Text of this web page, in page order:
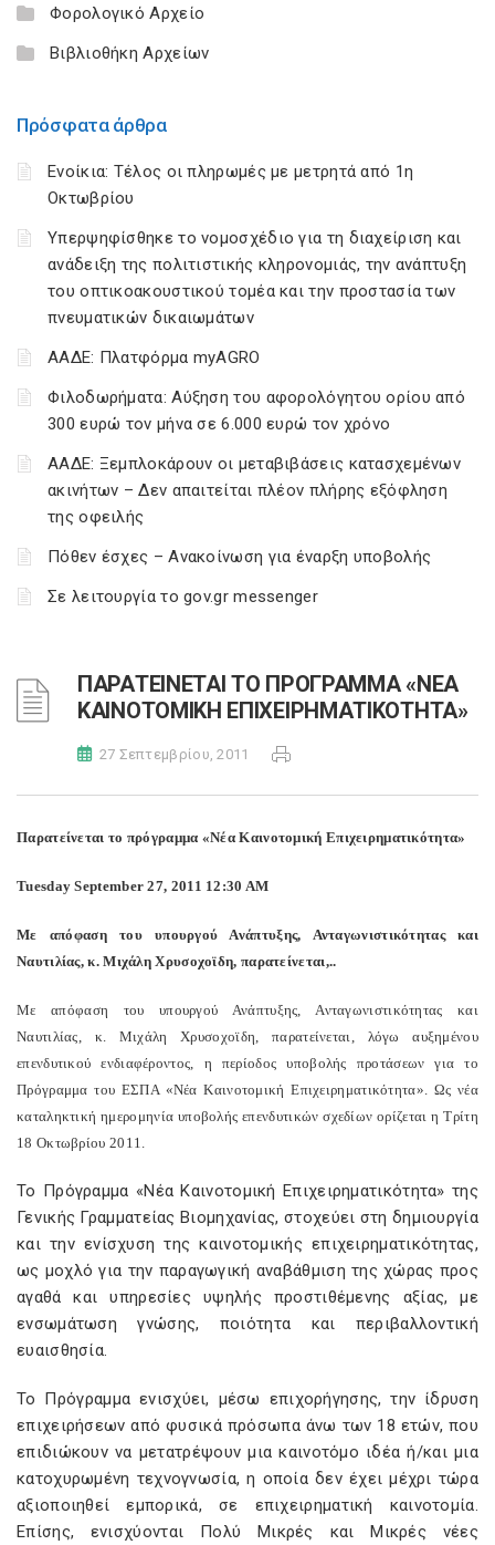
Φορολογικό Αρχείο
Βιβλιοθήκη Αρχείων
Πρόσφατα άρθρα
Ενοίκια: Τέλος οι πληρωμές με μετρητά από 1η
Οκτωβρίου
Υπερψηφίσθηκε το νομοσχέδιο για τη διαχείριση και
ανάδειξη της πολιτιστικής κληρονομιάς, την ανάπτυξη
του οπτικοακουστικού τομέα και την προστασία των
πνευματικών δικαιωμάτων
ΑΑΔΕ: Πλατφόρμα myAGRO
Φιλοδωρήματα: Αύξηση του αφορολόγητου ορίου από
300 ευρώ τον μήνα σε 6.000 ευρώ τον χρόνο
ΑΑΔΕ: Ξεμπλοκάρουν οι μεταβιβάσεις κατασχεμένων
ακινήτων – Δεν απαιτείται πλέον πλήρης εξόφληση
της οφειλής
Πόθεν έσχες – Ανακοίνωση για έναρξη υποβολής
Σε λειτουργία το gov.gr messenger
ΠΑΡΑΤΕΙΝΕΤΑΙ ΤΟ ΠΡΟΓΡΑΜΜΑ «ΝΕΑ
ΚΑΙΝΟΤΟΜΙΚΗ ΕΠΙΧΕΙΡΗΜΑΤΙΚΟΤΗΤΑ»
27 Σεπτεμβρίου, 2011
Παρατείνεται το πρόγραμμα «Νέα Καινοτομική Επιχειρηματικότητα»
Tuesday September 27, 2011 12:30 AM
Με απόφαση του υπουργού Ανάπτυξης, Ανταγωνιστικότητας και
Ναυτιλίας, κ. Μιχάλη Χρυσοχοϊδη, παρατείνεται,..
Με απόφαση του υπουργού Ανάπτυξης, Ανταγωνιστικότητας και
Ναυτιλίας, κ. Μιχάλη Χρυσοχοϊδη, παρατείνεται, λόγω αυξημένου
επενδυτικού ενδιαφέροντος, η περίοδος υποβολής προτάσεων για το
Πρόγραμμα του ΕΣΠΑ «Νέα Καινοτομική Επιχειρηματικότητα». Ως νέα
καταληκτική ημερομηνία υποβολής επενδυτικών σχεδίων ορίζεται η Τρίτη
18 Οκτωβρίου 2011.
Το Πρόγραμμα «Νέα Καινοτομική Επιχειρηματικότητα» της
Γενικής Γραμματείας Βιομηχανίας, στοχεύει στη δημιουργία
και την ενίσχυση της καινοτομικής επιχειρηματικότητας,
ως μοχλό για την παραγωγική αναβάθμιση της χώρας προς
αγαθά και υπηρεσίες υψηλής προστιθέμενης αξίας, με
ενσωμάτωση γνώσης, ποιότητα και περιβαλλοντική
ευαισθησία.
Το Πρόγραμμα ενισχύει, μέσω επιχορήγησης, την ίδρυση
επιχειρήσεων από φυσικά πρόσωπα άνω των 18 ετών, που
επιδιώκουν να μετατρέψουν μια καινοτόμο ιδέα ή/και μια
κατοχυρωμένη τεχνογνωσία, η οποία δεν έχει μέχρι τώρα
αξιοποιηθεί εμπορικά, σε επιχειρηματική καινοτομία.
Επίσης, ενισχύονται Πολύ Μικρές και Μικρές νέες